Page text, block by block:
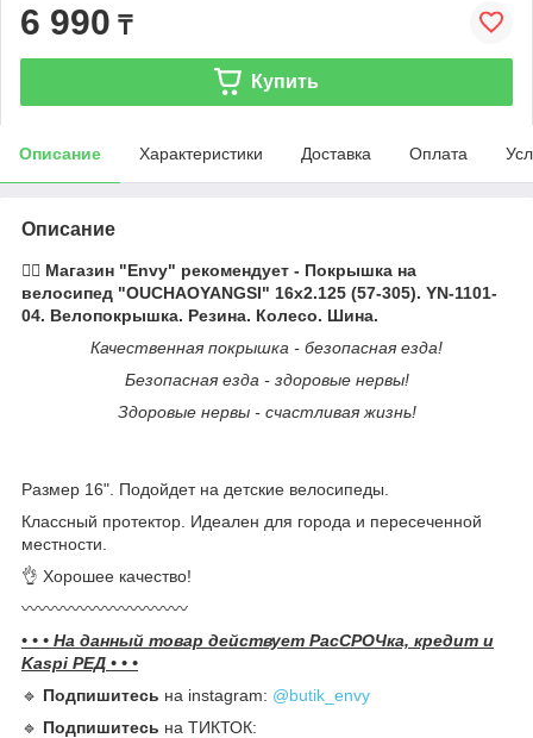
6 990 ₸
Купить
Описание Характеристики Доставка Оплата
Описание
🚴‍♂️ Магазин "Envy" рекомендует - Покрышка на
велосипед "OUCHAOYANGSI" 16x2.125 (57-305). YN-1101-
04. Велопокрышка. Резина. Колесо. Шина.
Качественная покрышка - безопасная езда!
Безопасная езда - здоровые нервы!
Здоровые нервы - счастливая жизнь!
Размер 16". Подойдет на детские велосипеды.
Классный протектор. Идеален для города и пересеченной
местности.
👌 Хорошее качество!
〰️〰️〰️〰️〰️〰️〰️〰️〰️〰️
• • • На данный товар действует РасСРОЧка, кредит и
Kaspi РЕД • • •
🔹️ Подпишитесь на instagram: @butik_envy
🔹️ Подпишитесь на ТИКТОК: